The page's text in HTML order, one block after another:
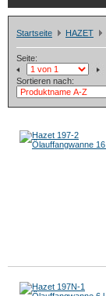
Startseite HAZET
Seite:
Sortieren nach: